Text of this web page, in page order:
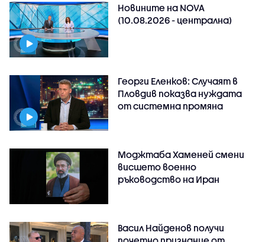
Новините на NOVA
(10.08.2026 - централна)
Георги Еленков: Случаят в
Пловдив показва нуждата
от системна промяна
Моджтаба Хаменей смени
висшето военно
ръководство на Иран
Васил Найденов получи